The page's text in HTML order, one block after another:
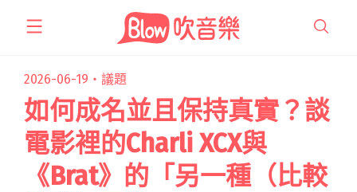
2026-06-19・ 議題
如何成名並且保持真實？談
電影裡的Charli XCX與
《Brat》的「另一種（比較